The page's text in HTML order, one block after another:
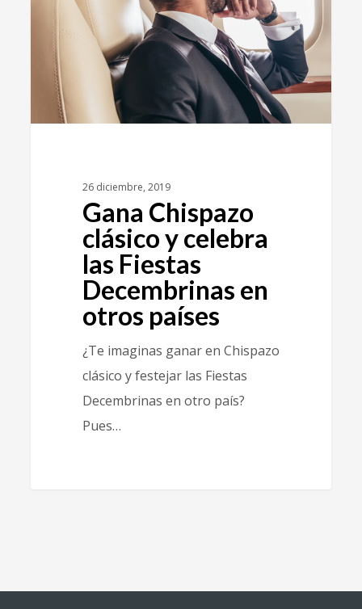
26 diciembre, 2019
Gana Chispazo
clásico y celebra
las Fiestas
Decembrinas en
otros países
¿Te imaginas ganar en Chispazo
clásico y festejar las Fiestas
Decembrinas en otro país?
Pues…